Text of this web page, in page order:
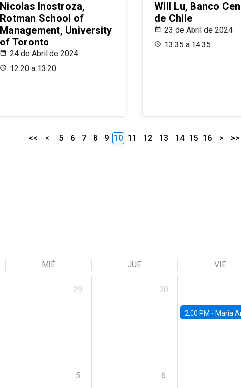
Nicolas Inostroza,
Rotman School of
Management, University
of Toronto
24 de Abril de 2024
12:20 a 13:20
Will Lu, Banco
de Chile
23 de Abril de 2024
13:35 a 14:35
<< < 5 6 7 8 9 10 11 12 13 14 15 16 > >>
MIÉ JUE VIE
29 30
2:00 PM - Maria Aristizabal-
5 6